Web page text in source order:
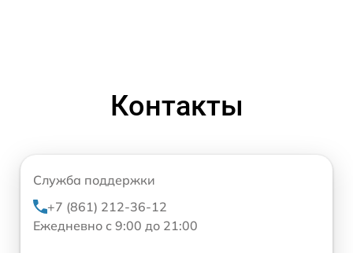
Контакты
Служба поддержки
+7 (861) 212-36-12
Ежедневно с 9:00 до 21:00